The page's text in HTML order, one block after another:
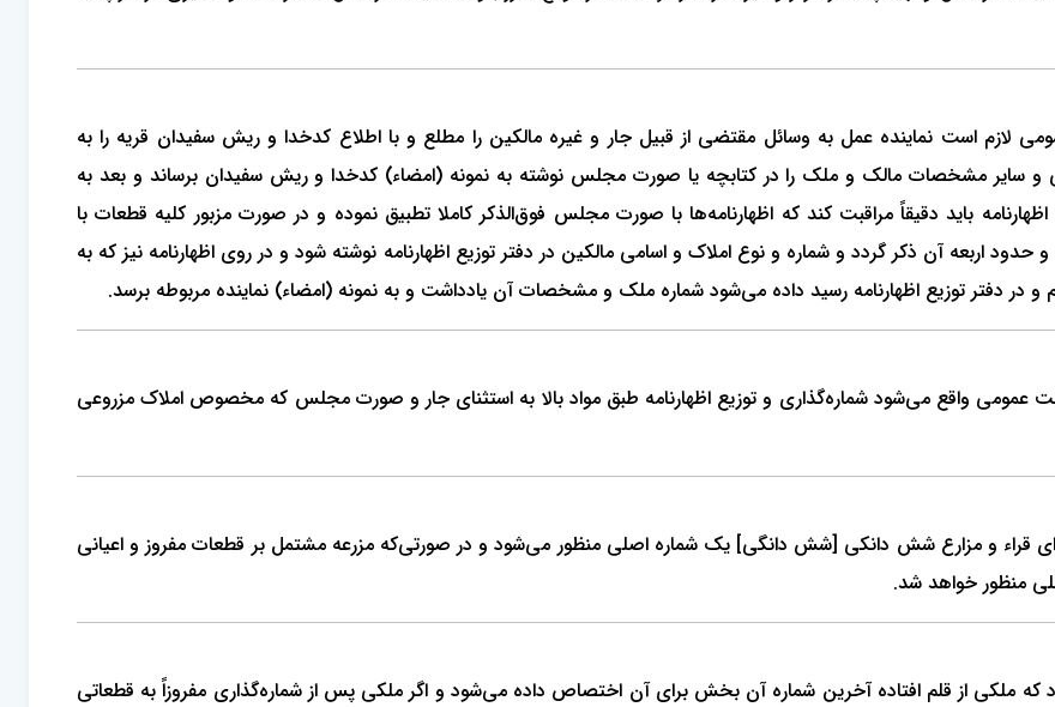
لازم است نماینده عمل به وسائل مقتضی از قبیل جار و غیره مالکین را مطلع و با اطلاع کدخدا و ریش سفیدان قریه را به
مشخصات مالک و ملک را در کتابچه یا صورت مجلس نوشته به نمونه (امضاء) کدخدا و ریش سفیدان برساند و بعد به
اظهارنامه باید دقیقاً مراقبت کند که اظهارنامه‌ها با صورت مجلس فوق‌الذکر کاملا تطبیق نموده و در صورت مزبور کلیه قطعات با
اربعه آن ذکر گردد و شماره و نوع املاک و اسامی مالکین در دفتر توزیع اظهارنامه نوشته شود و در روی اظهارنامه نیز که به
دفتر توزیع اظهارنامه رسید داده می‌شود شماره ملک و مشخصات آن یادداشت و به نمونه (امضاء) نماینده مربوطه برسد.
واقع می‌شود شماره‌‌گذاری و توزیع اظهارنامه طبق مواد بالا به استثنای جار و صورت مجلس که مخصوص املاک مزروعی
قراء و مزارع شش دانکی [شش دانگی] یک شماره اصلی منظور می‌شود و در صورتی‌که مزرعه مشتمل بر قطعات مفروز و اعیانی
منظور خواهد شد.
ملکی از قلم افتاده آخرین شماره آن بخش برای آن اختصاص داده می‌شود و اگر ملکی پس از شماره‌گذاری مفروزاً به قطعاتی